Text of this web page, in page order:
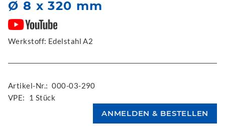
Ø 8 x 320 mm
Werkstoff: Edelstahl A2
Artikel-Nr.: 000-03-290
VPE:
1 Stück